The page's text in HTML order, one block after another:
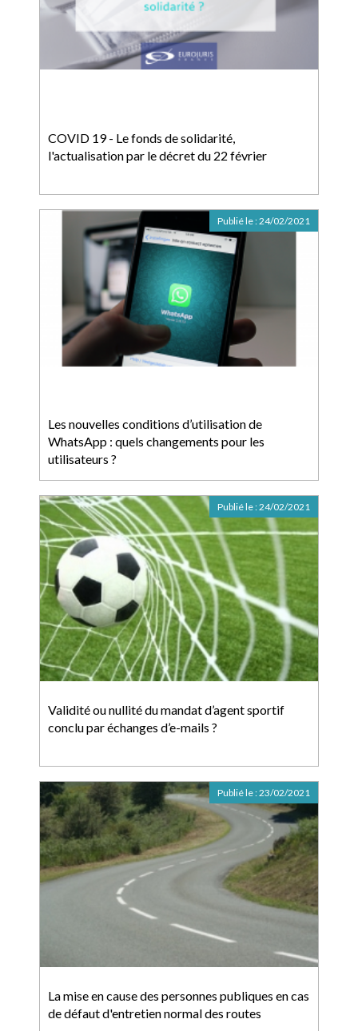
COVID 19 - Le fonds de solidarité,
l'actualisation par le décret du 22 février
Les nouvelles conditions d’utilisation de
WhatsApp : quels changements pour les
utilisateurs ?
Publié le :24/02/2021
Validité ou nullité du mandat d’agent sportif
conclu par échanges d’e-mails ?
Publié le :24/02/2021
La mise en cause des personnes publiques en cas
de défaut d'entretien normal des routes
Publié le :23/02/2021